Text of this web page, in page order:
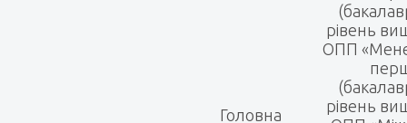
Головна
рівень
ОПП
рівень